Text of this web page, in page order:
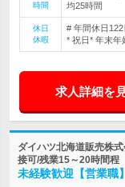
時間
均25時間
休日
休暇
# 年間休日
* 祝日* 年末年
求人詳細を
ダイハツ北海道販売株
接可/残業15～20時間程
未経験歓迎【営業職